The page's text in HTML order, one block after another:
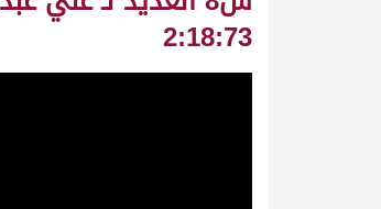
2:18:73